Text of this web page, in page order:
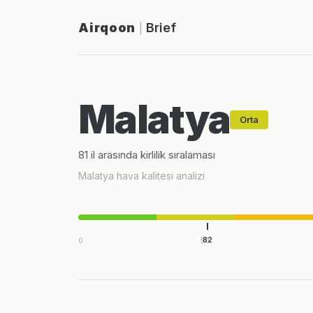
Airqoon Brief
Malatya Orta
81 il arasında kirlilik sıralaması
Malatya hava kalitesi analizi
82
0 50